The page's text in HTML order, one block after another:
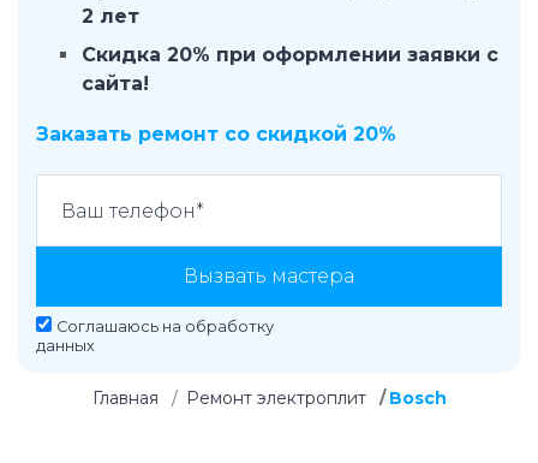
2 лет
Скидка 20% при оформлении заявки с
сайта!
Заказать ремонт со скидкой 20%
Вызвать мастера
Соглашаюсь на обработку
данных
Главная Ремонт электроплит Bosch